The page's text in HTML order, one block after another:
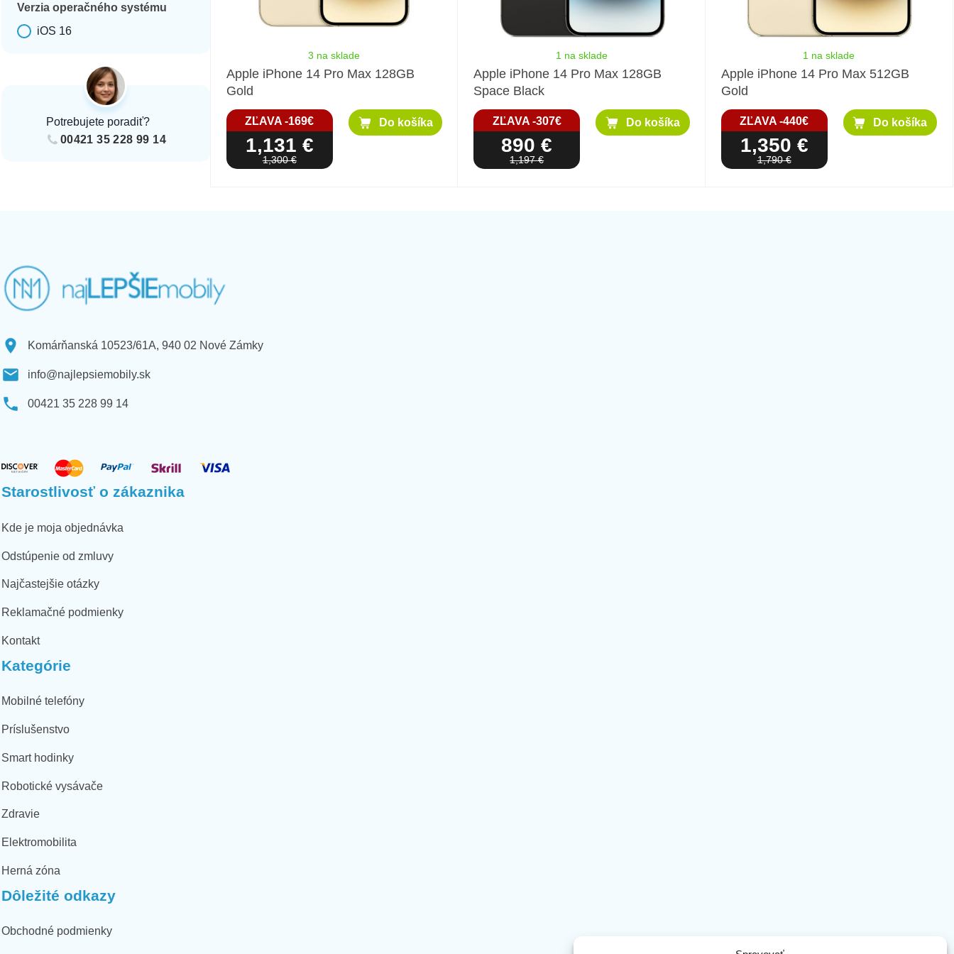
Verzia operačného systému
iOS 16
Potrebujete poradiť?
00421 35 228 99 14
3 na sklade
Apple iPhone 14 Pro Max 128GB
Gold
ZĽAVA -169€
1,131 €
1,300 €
Do košíka
1 na sklade
Apple iPhone 14 Pro Max 128GB
Space Black
ZĽAVA -307€
890 €
1,197 €
Do košíka
1 na sklade
Apple iPhone 14 Pro Max 512GB
Gold
ZĽAVA -440€
1,350 €
1,790 €
Do košíka
Komárňanská 10523/61A, 940 02 Nové Zámky
info@najlepsiemobily.sk
00421 35 228 99 14
Starostlivosť o zákaznika
Kde je moja objednávka
Odstúpenie od zmluvy
Najčastejšie otázky
Reklamačné podmienky
Kontakt
Kategórie
Mobilné telefóny
Príslušenstvo
Smart hodinky
Robotické vysávače
Zdravie
Elektromobilita
Herná zóna
Dôležité odkazy
Obchodné podmienky